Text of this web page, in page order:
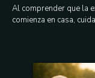
Al comprender que la
comienza en casa,